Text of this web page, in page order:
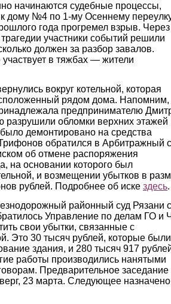
начинаются судебные процессы,
дому №4 по 1-му Осеннему
года прогремел взрыв. Через
участники событий решили
должен за разбор завалов.
в тяжбах — жители
вокруг котельной, которая
рядом дома. Напомним,
предпринимателю
разрушили обломки верхних этажей
демонтировано на средства
обратился в Арбитражный
об отмене распоряжения
на основании которого был
и возмещении убытков в
рублей. Подробнее об иске здесь
районный суд Рязани с
Управление по делам ГО и
свои убытки, связанные с
Это 30 тысяч рублей, которые были
здания, и 280 тысяч 917
работы производились нанятыми
Предварительное заседание
23 марта. Следующее